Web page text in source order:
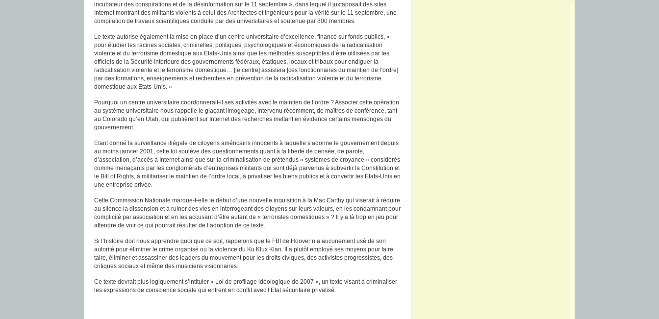
incubateur des conspirations et de la désinformation sur le 11 septembre », dans lequel il juxtaposait des sites
Internet montrant des militants violents à celui des Architectes et Ingénieurs pour la vérité sur le 11 septembre, une
compilation de travaux scientifiques conduite par des universitaires et soutenue par 800 membres.
Le texte autorise également la mise en place d’un centre universitaire d’excellence, financé sur fonds publics, «
pour étudier les racines sociales, criminelles, politiques, psychologiques et économiques de la radicalisation
violente et du terrorisme domestique aux Etats-Unis ainsi que les méthodes susceptibles d’être utilisées par les
officiels de la Sécurité Intérieure des gouvernements fédéraux, étatiques, locaux et tribaux pour endiguer la
radicalisation violente et le terrorisme domestique… [le centre] assistera [ces fonctionnaires du maintien de l’ordre]
par des formations, enseignements et recherches en prévention de la radicalisation violente et du terrorisme
domestique aux Etats-Unis. »
Pourquoi un centre universitaire coordonnerait-il ses activités avec le maintien de l’ordre ? Associer cette opération
au système universitaire nous rappelle le glaçant limogeage, intervenu récemment, de maîtres de conférence, tant
au Colorado qu’en Utah, qui publièrent sur Internet des recherches mettant en évidence certains mensonges du
gouvernement.
Etant donné la surveillance illégale de citoyens américains innocents à laquelle s’adonne le gouvernement depuis
au moins janvier 2001, cette loi soulève des questionnements quant à la liberté de pensée, de parole,
d’association, d’accès à Internet ainsi que sur la criminalisation de prétendus « systèmes de croyance » considérés
comme menaçants par les conglomérats d’entreprises militants qui sont déjà parvenus à subvertir la Constitution et
le Bill of Rights, à militariser le maintien de l’ordre local, à privatiser les biens publics et à convertir les Etats-Unis en
une entreprise privée.
Cette Commission Nationale marque-t-elle le début d’une nouvelle inquisition à la Mac Carthy qui viserait à réduire
au silence la dissension et à ruiner des vies en interrogeant des citoyens sur leurs valeurs, en les condamnant pour
complicité par association et en les accusant d’être autant de « terroristes domestiques » ? Il y a là trop en jeu pour
attendre de voir ce qui pourrait résulter de l’adoption de ce texte.
Si l’histoire doit nous apprendre quoi que ce soit, rappelons que le FBI de Hoover n’a aucunement usé de son
autorité pour éliminer le crime organisé ou la violence du Ku Klux Klan. Il a plutôt employé ses moyens pour faire
taire, éliminer et assassiner des leaders du mouvement pour les droits civiques, des activistes progressistes, des
critiques sociaux et même des musiciens visionnaires.
Ce texte devrait plus logiquement s’intituler « Loi de profilage idéologique de 2007 », un texte visant à criminaliser
les expressions de conscience sociale qui entrent en conflit avec l’Etat sécuritaire privatisé.